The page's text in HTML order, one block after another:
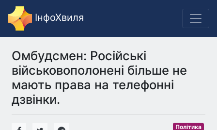
ІнфоХвиля
Омбудсмен: Російські
військовополонені більше не
мають права на телефонні
дзвінки.
Політика